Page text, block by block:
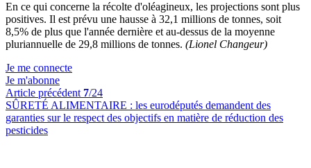
En ce qui concerne la récolte d'oléagineux, les projections sont plus
positives. Il est prévu une hausse à 32,1 millions de tonnes, soit
8,5% de plus que l'année dernière et au-dessus de la moyenne
pluriannuelle de 29,8 millions de tonnes. (Lionel Changeur)
Je me connecte
Je m'abonne
Article précédent 7/24
SÛRETÉ ALIMENTAIRE : les eurodéputés demandent des
garanties sur le respect des objectifs en matière de réduction des
pesticides